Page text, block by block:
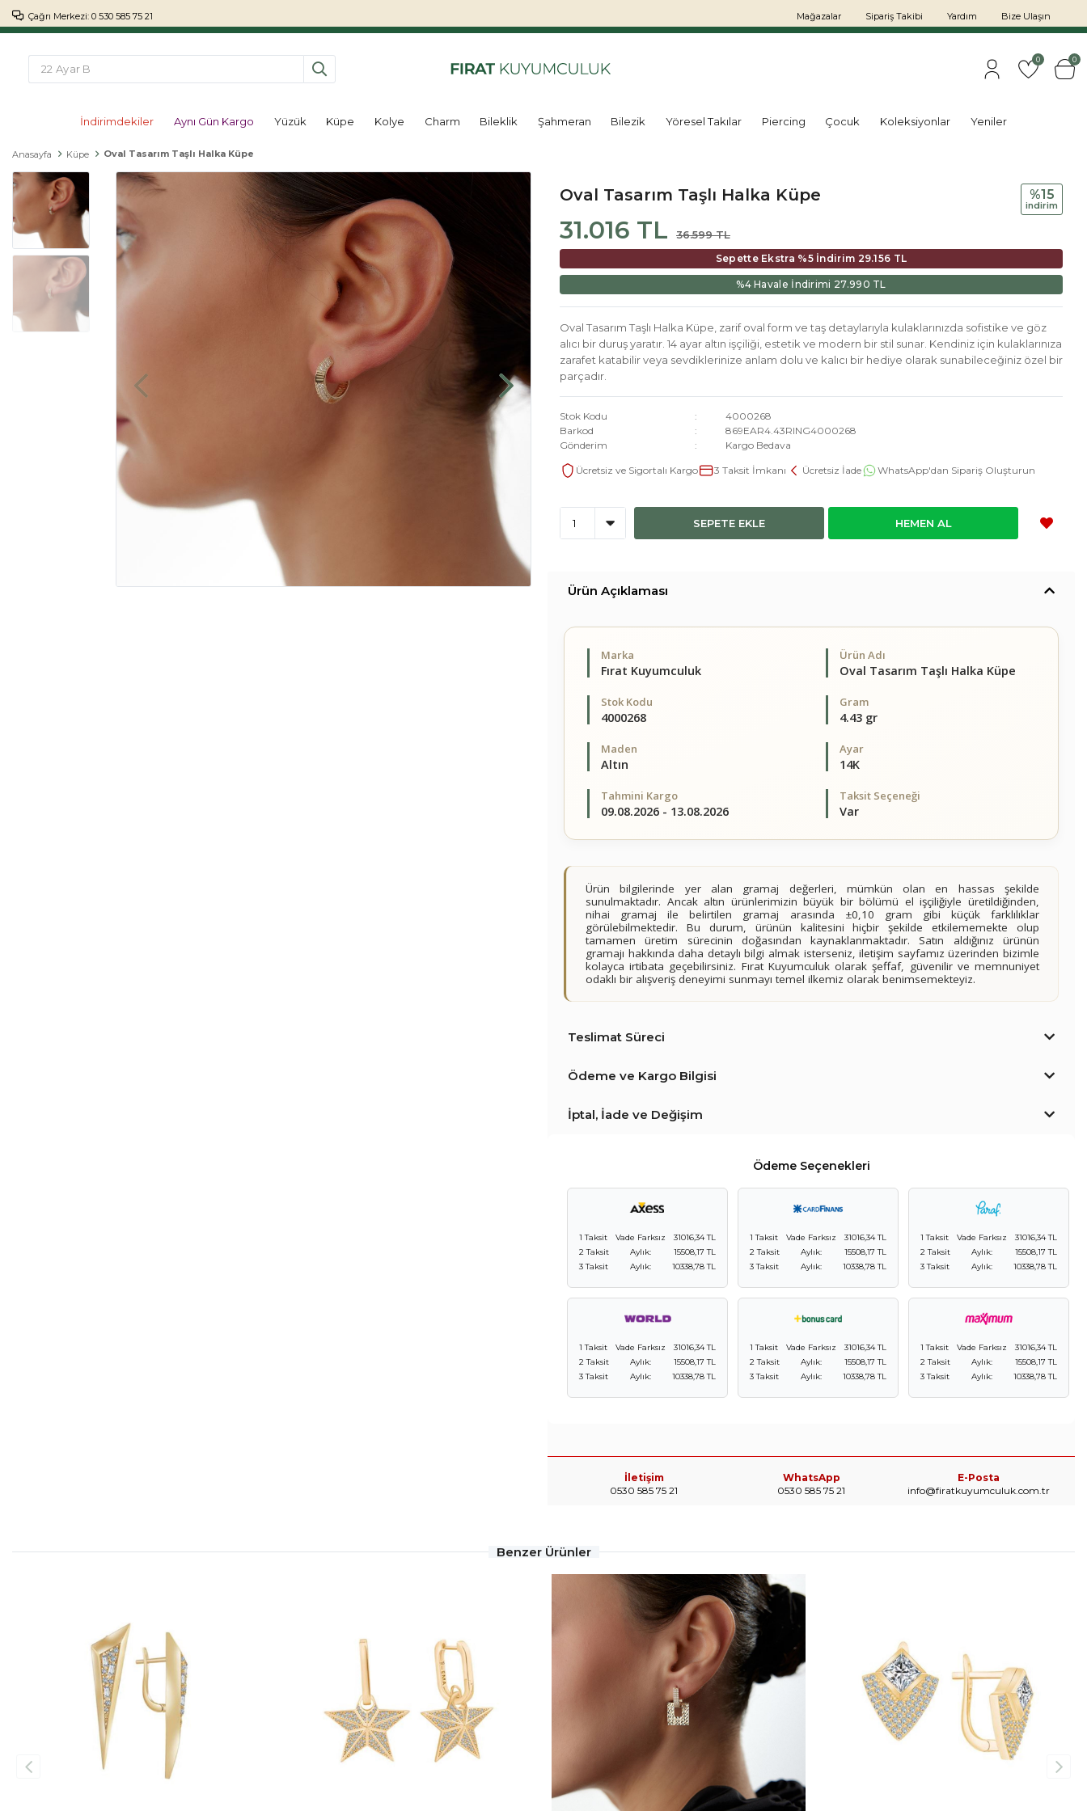
Çağrı Merkezi: 0 530 585 75 21 Mağazalar Sipariş Takibi Yardım Bize Ulaşın
0 0
İndirimdekiler Aynı Gün Kargo Yüzük Küpe Kolye Charm Bileklik Şahmeran Bilezik Yöresel Takılar Piercing Çocuk Koleksiyonlar Yeniler
Anasayfa Küpe Oval Tasarım Taşlı Halka Küpe
Oval Tasarım Taşlı Halka Küpe
31.016 TL 36.599 TL
%15
i̇ndi̇ri̇m
Sepette Ekstra %5 İndirim 29.156 TL
%4 Havale İndirimi 27.990 TL
Oval Tasarım Taşlı Halka Küpe, zarif oval form ve taş detaylarıyla kulaklarınızda sofistike ve göz
alıcı bir duruş yaratır. 14 ayar altın işçiliği, estetik ve modern bir stil sunar. Kendiniz için kulaklarınıza
zarafet katabilir veya sevdiklerinize anlam dolu ve kalıcı bir hediye olarak sunabileceğiniz özel bir
parçadır.
Stok Kodu
4000268
Barkod
869EAR4.43RING4000268
Gönderim
Kargo Bedava
Ücretsiz ve Sigortalı Kargo 3 Taksit İmkanı Ücretsiz İade WhatsApp'dan Sipariş Oluşturun
SEPETE EKLE HEMEN AL
Ürün Açıklaması
Marka
Fırat Kuyumculuk
Ürün Adı
Oval Tasarım Taşlı Halka Küpe
Stok Kodu
4000268
Gram
4.43 gr
Maden
Altın
Ayar
14K
Tahmini Kargo
09.08.2026 - 13.08.2026
Taksit Seçeneği
Var
Ürün bilgilerinde yer alan gramaj değerleri, mümkün olan en hassas şekilde
sunulmaktadır. Ancak altın ürünlerimizin büyük bir bölümü el işçiliğiyle üretildiğinden,
nihai gramaj ile belirtilen gramaj arasında ±0,10 gram gibi küçük farklılıklar
görülebilmektedir. Bu durum, ürünün kalitesini hiçbir şekilde etkilememekte olup
tamamen üretim sürecinin doğasından kaynaklanmaktadır. Satın aldığınız ürünün
gramajı hakkında daha detaylı bilgi almak isterseniz, iletişim sayfamız üzerinden bizimle
kolayca irtibata geçebilirsiniz. Fırat Kuyumculuk olarak şeffaf, güvenilir ve memnuniyet
odaklı bir alışveriş deneyimi sunmayı temel ilkemiz olarak benimsemekteyiz.
Teslimat Süreci
Ödeme ve Kargo Bilgisi
İptal, İade ve Değişim
Ödeme Seçenekleri
1 Taksit Vade Farksız
31016,34 TL
2 Taksit
Aylık:
15508,17 TL
3 Taksit
Aylık: 10338,78 TL
1 Taksit Vade Farksız
31016,34 TL
2 Taksit
Aylık:
15508,17 TL
3 Taksit
Aylık: 10338,78 TL
1 Taksit Vade Farksız
31016,34 TL
2 Taksit
Aylık:
15508,17 TL
3 Taksit
Aylık: 10338,78 TL
1 Taksit Vade Farksız
31016,34 TL
2 Taksit
Aylık:
15508,17 TL
3 Taksit
Aylık: 10338,78 TL
1 Taksit Vade Farksız
31016,34 TL
2 Taksit
Aylık:
15508,17 TL
3 Taksit
Aylık: 10338,78 TL
1 Taksit Vade Farksız
31016,34 TL
2 Taksit
Aylık:
15508,17 TL
3 Taksit
Aylık: 10338,78 TL
İletişim
0530 585 75 21
WhatsApp
0530 585 75 21
E-Posta
info@firatkuyumculuk.com.tr
Benzer Ürünler